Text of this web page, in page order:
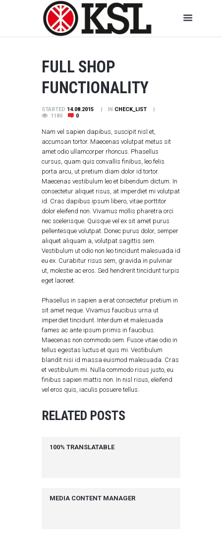
FULL SHOP
FUNCTIONALITY
STARTED 14.08.2015 IN CHECK_LIST
1180
0
Nam vel sapien dapibus, suscipit nisl et,
accumsan tortor. Maecenas volutpat metus sit
amet odio ullamcorper rhoncus. Phasellus
cursus, quam quis convallis finibus, leo felis
porta arcu, ut pretium diam dolor id tortor.
Maecenas vestibulum leo et bibendum dictum. In
consectetur aliquet risus, at imperdiet mi volutpat
id. Cras dapibus ipsum libero, vitae porttitor
dolor eleifend non. Vivamus mollis pharetra orci
nec scelerisque. Quisque vel ex sit amet purus
pellentesque volutpat. Donec purus dolor, semper
aliquet aliquam a, volutpat sagittis sem.
Vestibulum ut odio non leo tincidunt malesuada id
eu ex. Curabitur risus sem, gravida in pulvinar
ut, molestie ac eros. Sed hendrerit tincidunt turpis
eget laoreet.
Phasellus in sapien a erat consectetur pretium in
sit amet neque. Vivamus faucibus urna ut
imperdiet tincidunt. Interdum et malesuada
fames ac ante ipsum primis in faucibus.
Maecenas non commodo sem. Fusce vitae odio in
tellus egestas luctus et quis mi. Vestibulum
blandit nisi id massa euismod malesuada. Cras
et vestibulum mi. Nulla commodo risus justo, eu
finibus sapien mattis non. In nisl risus, eleifend
vel eros quis, iaculis posuere tellus.
RELATED POSTS
100% TRANSLATABLE
MEDIA CONTENT MANAGER